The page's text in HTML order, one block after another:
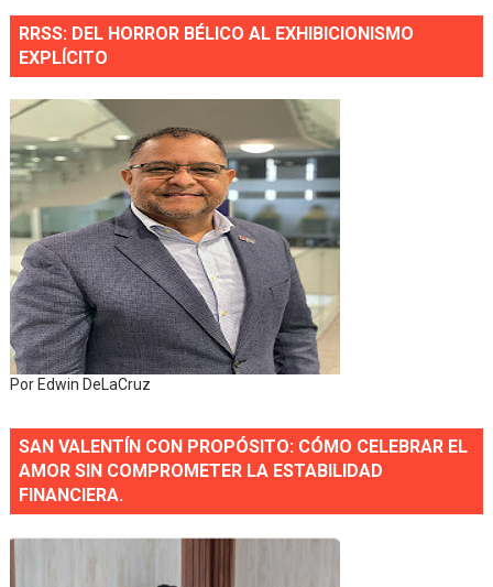
RRSS: DEL HORROR BÉLICO AL EXHIBICIONISMO
EXPLÍCITO
Por Edwin DeLaCruz
SAN VALENTÍN CON PROPÓSITO: CÓMO CELEBRAR EL
AMOR SIN COMPROMETER LA ESTABILIDAD
FINANCIERA.